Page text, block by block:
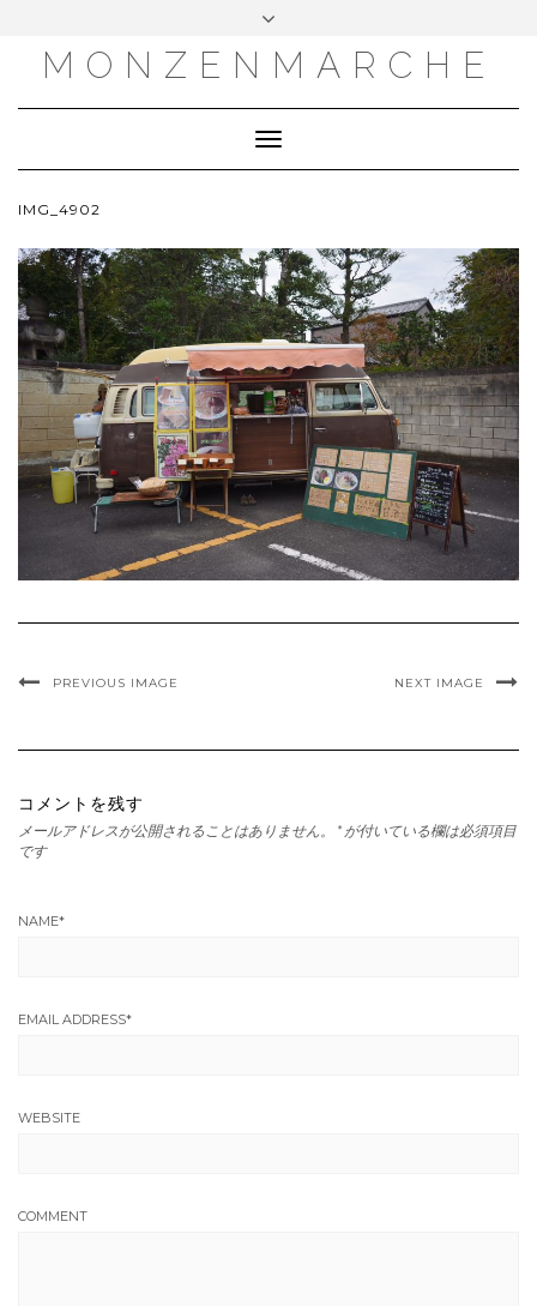
MONZENMARCHE
Toggle
Navigation
IMG_4902
PREVIOUS IMAGE NEXT IMAGE
コメントを残す
メールアドレスが公開されることはありません。 * が付いている欄は必須項目
です
NAME*
EMAIL ADDRESS*
WEBSITE
COMMENT